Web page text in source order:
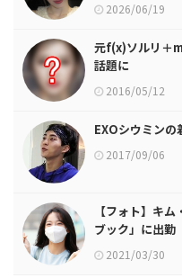
2026/06/19
元f(x)ソルリ＋
話題に
2016/05/12
EXOシウミンの
2017/09/06
【フォト】キ
ブック」に出勤
2021/03/30